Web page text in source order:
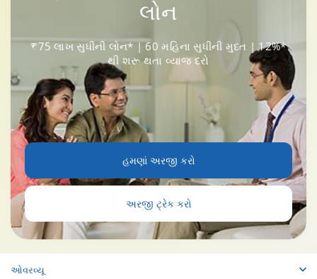
લોન
₹75 લાખ સુધીની લોન* | 60 મહિના સુધીની મુદત | 12%*
થી શરૂ થતા વ્યાજ દરો
હમણાં અરજી કરો
અરજી ટ્રેક કરો
ઓવરવ્યૂ